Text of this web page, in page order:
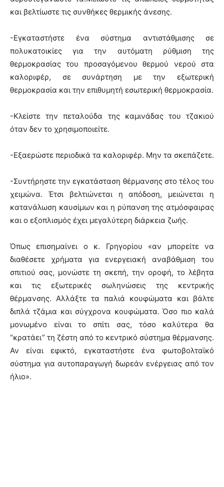
και βελτίωστε τις συνθήκες θερμικής άνεσης.
-Εγκαταστήστε ένα σύστημα αντιστάθμισης σε
πολυκατοικίες για την αυτόματη ρύθμιση της
θερμοκρασίας του προσαγόμενου θερμού νερού στα
καλοριφέρ, σε συνάρτηση με την εξωτερική
θερμοκρασία και την επιθυμητή εσωτερική θερμοκρασία.
-Κλείστε την πεταλούδα της καμινάδας του τζακιού
όταν δεν το χρησιμοποιείτε.
-Εξαερώστε περιοδικά τα καλοριφέρ. Μην τα σκεπάζετε.
-Συντήρηστε την εγκατάσταση θέρμανσης στο τέλος του
χειμώνα. Έτσι βελτιώνεται η απόδοση, μειώνεται η
κατανάλωση καυσίμων και η ρύπανση της ατμόσφαιρας
και ο εξοπλισμός έχει μεγαλύτερη διάρκεια ζωής.
Όπως επισημαίνει ο κ. Γρηγορίου «αν μπορείτε να
διαθέσετε χρήματα για ενεργειακή αναβάθμιση του
σπιτιού σας, μονώστε τη σκεπή, την οροφή, το λέβητα
και τις εξωτερικές σωληνώσεις της κεντρικής
θέρμανσης. Αλλάξτε τα παλιά κουφώματα και βάλτε
διπλά τζάμια και σύγχρονα κουφώματα. Όσο πιο καλά
μονωμένο είναι το σπίτι σας, τόσο καλύτερα θα
“κρατάει” τη ζέστη από το κεντρικό σύστημα θέρμανσης.
Αν είναι εφικτό, εγκαταστήστε ένα φωτοβολταϊκό
σύστημα για αυτοπαραγωγή δωρεάν ενέργειας από τον
ήλιο».